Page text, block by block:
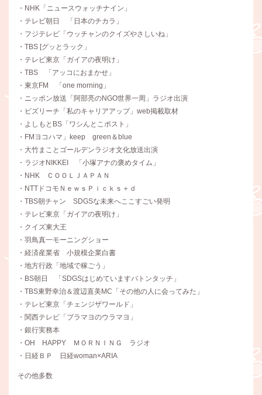
・NHK「ニュースウォッチナイン」
・テレビ朝日 「日本のチカラ」
・フジテレビ「ウッチャンのクイズやさしいね」
・TBS [グッとラック」
・テレビ東京「ガイアの夜明け」
・TBS 「アッコにおまかせ」
・東京FM 「one morning」
・ニッポン放送「阿部亮のNGO世界一周」ラジオ出演
・ビズリーチ「私のキャリアアップ」web掲載取材
・よしもとBS「ワシんとこポスト」
・FMヨコハマ」keep green＆blue
・大竹まことゴールデンラジオ文化放送出演
・ラジオNIKKEI 「小塚アナの褒めタイム」
・NHK ＣＯＯＬＪＡＰＡＮ
・NTTドコモＮｅｗｓＰｉｃｋｓ＋ｄ
・TBS朝チャン SDGSな未来へここすごい発明
・テレビ東京「ガイアの夜明け」
・クイズ東大王
・羽鳥真一モーニングショー
・経済産業省 小規模企業白書
・地方行政「地域で稼ごう」
・BS朝日 「SDGSはじめていますバトンタッチ」
・TBS東野幸治＆渡辺直美MC「その他の人に会ってみた」
・テレビ東京「チェンジザワールド」
・関西テレビ「ブラマヨのウラマヨ」
・銀行実務本
・OH HAPPY ＭＯＲＮＩＮＧ ラジオ
・日経ＢＰ 日経woman×ARIA
その他多数